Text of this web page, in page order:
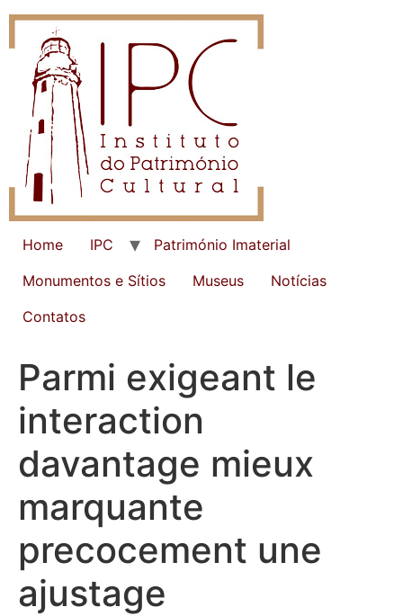
Home IPC
Património Imaterial
Monumentos e Sítios
Museus
Notícias
Contatos
Parmi exigeant le
interaction
davantage mieux
marquante
precocement une
ajustage